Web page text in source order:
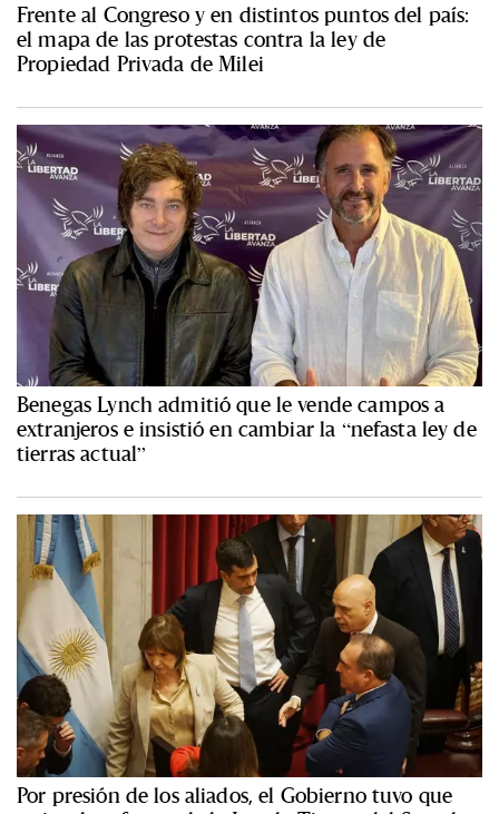
Frente al Congreso y en distintos puntos del país:
el mapa de las protestas contra la ley de
Propiedad Privada de Milei
Benegas Lynch admitió que le vende campos a
extranjeros e insistió en cambiar la “nefasta ley de
tierras actual”
Por presión de los aliados, el Gobierno tuvo que